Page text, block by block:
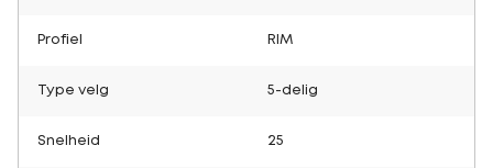
Profiel RIM
Type velg 5-delig
Snelheid 25